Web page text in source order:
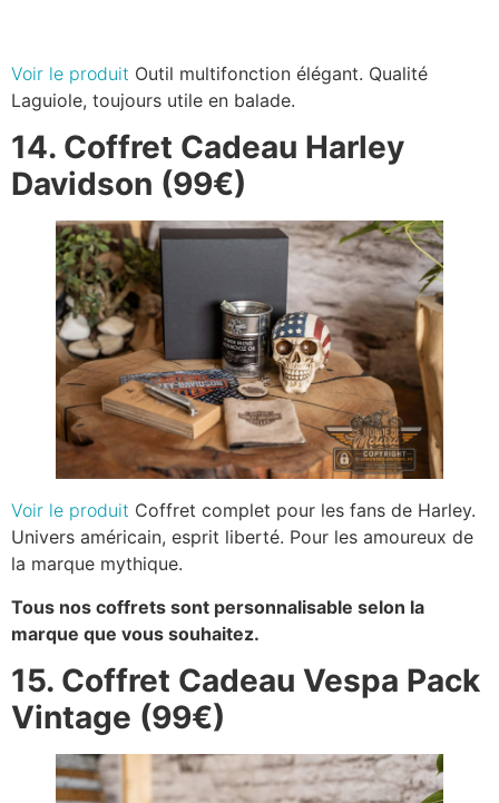
Voir le produit Outil multifonction élégant. Qualité
Laguiole, toujours utile en balade.
14. Coffret Cadeau Harley
Davidson (99€)
Voir le produit Coffret complet pour les fans de Harley.
Univers américain, esprit liberté. Pour les amoureux de
la marque mythique.
Tous nos coffrets sont personnalisable selon la
marque que vous souhaitez.
15. Coffret Cadeau Vespa Pack
Vintage (99€)